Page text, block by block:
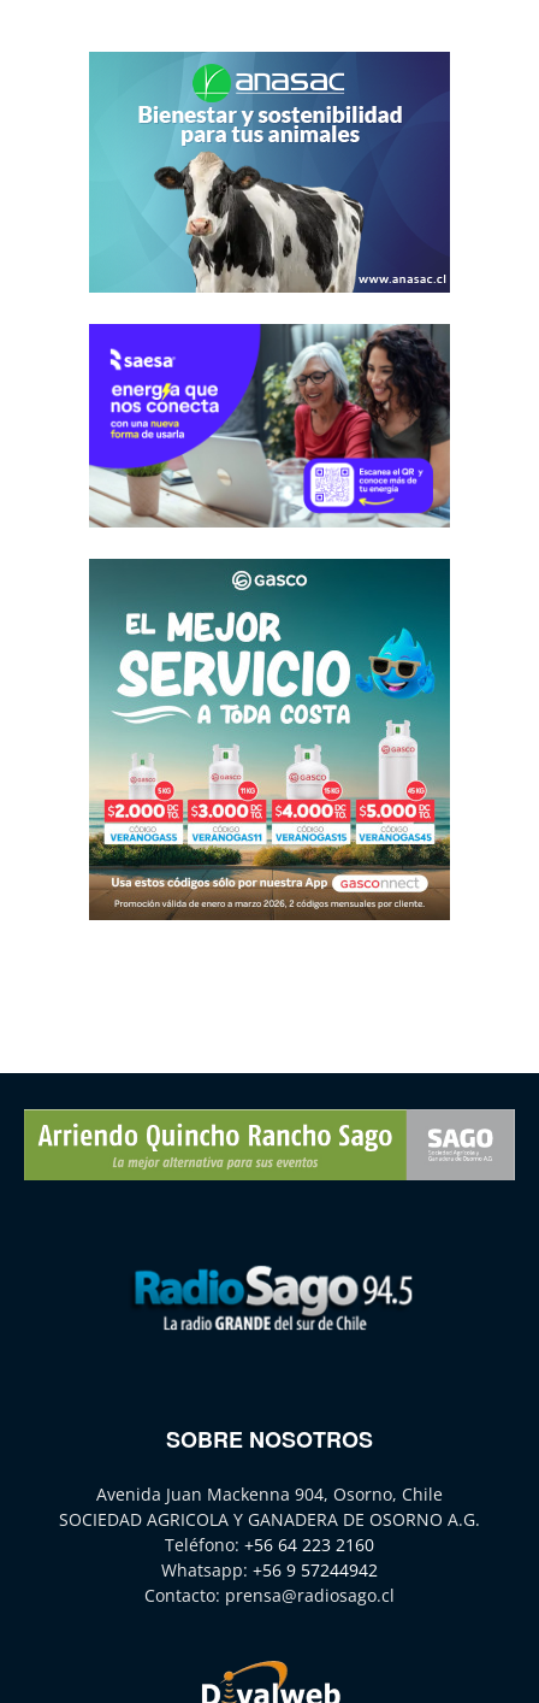
SOBRE NOSOTROS
Avenida Juan Mackenna 904, Osorno, Chile
SOCIEDAD AGRICOLA Y GANADERA DE OSORNO A.G.
Teléfono: +56 64 223 2160
Whatsapp: +56 9 57244942
Contacto: prensa@radiosago.cl